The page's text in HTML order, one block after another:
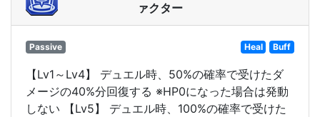
ァクター
Passive Heal Buff
【Lv1～Lv4】 デュエル時、50%の確率で受けたダ
メージの40%分回復する ※HP0になった場合は発動
しない 【Lv5】 デュエル時、100%の確率で受けた